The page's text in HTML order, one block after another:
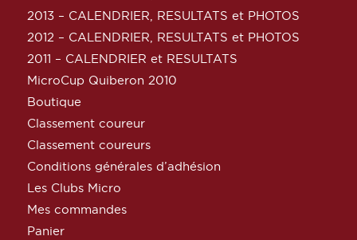
2013 – CALENDRIER, RESULTATS et PHOTOS
2012 – CALENDRIER, RESULTATS et PHOTOS
2011 – CALENDRIER et RESULTATS
MicroCup Quiberon 2010
Boutique
Classement coureur
Classement coureurs
Conditions générales d’adhésion
Les Clubs Micro
Mes commandes
Panier